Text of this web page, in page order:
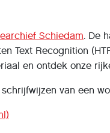
Schiedam. De
Text Recognition
en ontdek onze
van een